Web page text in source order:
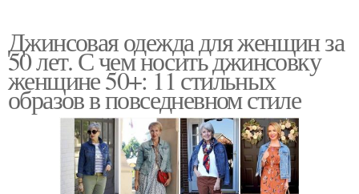
Джинсовая одежда для женщин за
50 лет. С чем носить джинсовку
женщине 50+: 11 стильных
образов в повседневном стиле